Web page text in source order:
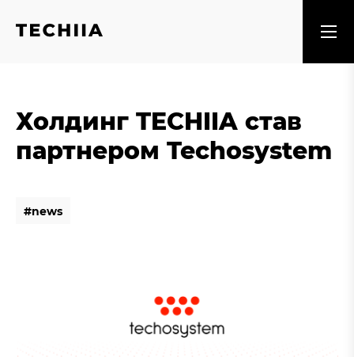
Холдинг TECHIIA став
партнером Techosystem
#news